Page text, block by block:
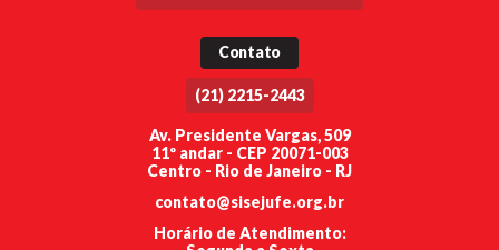
Contato
(21) 2215-2443
Av. Presidente Vargas, 509
11º andar - CEP 20071-003
Centro - Rio de Janeiro - RJ
contato@sisejufe.org.br
Horário de Atendimento: